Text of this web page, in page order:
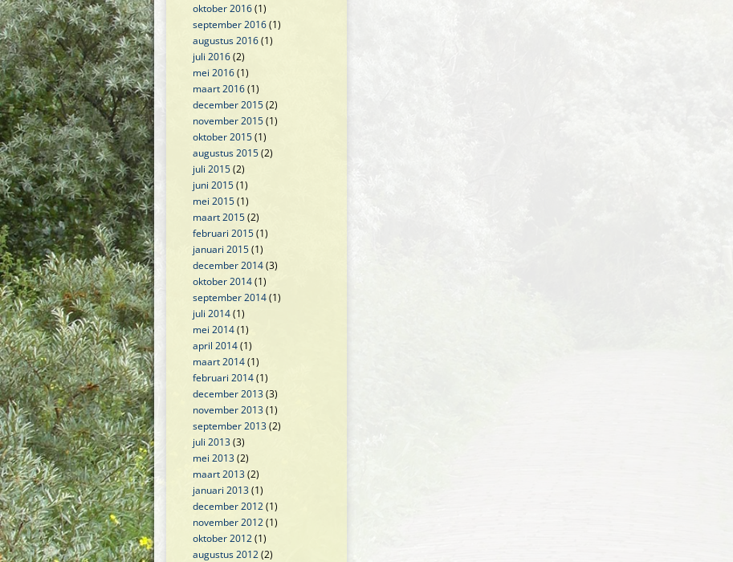
oktober 2016(1)
september 2016(1)
augustus 2016(1)
juli 2016(2)
mei 2016(1)
maart 2016(1)
december 2015(2)
november 2015(1)
oktober 2015(1)
augustus 2015(2)
juli 2015(2)
juni 2015(1)
mei 2015(1)
maart 2015(2)
februari 2015(1)
januari 2015(1)
december 2014(3)
oktober 2014(1)
september 2014(1)
juli 2014(1)
mei 2014(1)
april 2014(1)
maart 2014(1)
februari 2014(1)
december 2013(3)
november 2013(1)
september 2013(2)
juli 2013(3)
mei 2013(2)
maart 2013(2)
januari 2013(1)
december 2012(1)
november 2012(1)
oktober 2012(1)
augustus 2012(2)